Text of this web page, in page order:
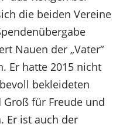
die beiden Vereine
Nauen der „Vater“
Er hatte 2015 nicht
bekleideten
für Freude und
Er ist auch der